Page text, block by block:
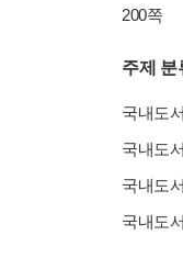
200쪽
주제 분
국내도
국내도
국내도
국내도